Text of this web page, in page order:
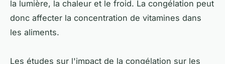
la lumière, la chaleur et le froid. La congélation peut
donc affecter la concentration de vitamines dans
les aliments.
Les études sur l'impact de la congélation sur les